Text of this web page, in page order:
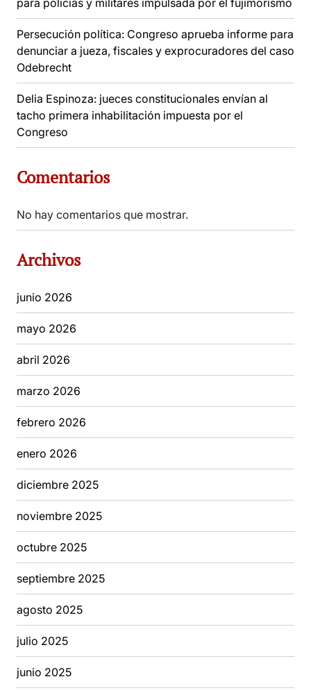
Persecución política: Congreso aprueba informe para
denunciar a jueza, fiscales y exprocuradores del caso
Odebrecht
Delia Espinoza: jueces constitucionales envían al
tacho primera inhabilitación impuesta por el
Congreso
Comentarios
No hay comentarios que mostrar.
Archivos
junio 2026
mayo 2026
abril 2026
marzo 2026
febrero 2026
enero 2026
diciembre 2025
noviembre 2025
octubre 2025
septiembre 2025
agosto 2025
julio 2025
junio 2025